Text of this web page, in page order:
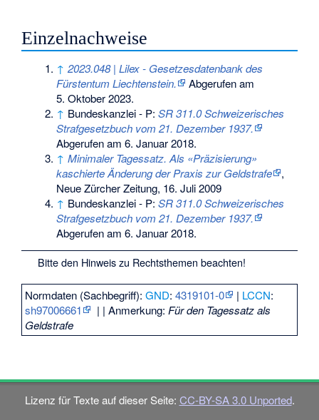
Einzelnachweise
↑ 2023.048 | Lilex - Gesetzesdatenbank des
Fürstentum Liechtenstein.
Abgerufen am
5. Oktober 2023.
↑ Bundeskanzlei - P:SR 311.0 Schweizerisches
Strafgesetzbuch vom 21. Dezember 1937.
Abgerufen am 6. Januar 2018.
↑ Minimaler Tagessatz. Als «Präzisierung»
kaschierte Änderung der Praxis zur Geldstrafe
,
Neue Zürcher Zeitung, 16. Juli 2009
↑ Bundeskanzlei - P:SR 311.0 Schweizerisches
Strafgesetzbuch vom 21. Dezember 1937.
Abgerufen am 6. Januar 2018.
Bitte den Hinweis zu Rechtsthemen beachten!
Normdaten (Sachbegriff):GND:4319101-0 | LCCN:
sh97006661
| | Anmerkung: Für den Tagessatz als
Geldstrafe
Lizenz für Texte auf dieser Seite: CC-BY-SA 3.0 Unported.